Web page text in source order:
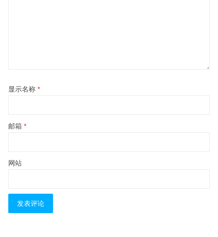
显示名称 *
邮箱 *
网站